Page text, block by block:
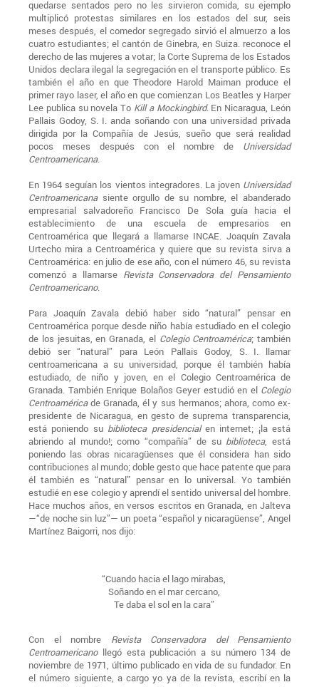
quedarse sentados pero no les sirvieron comida, su ejemplo
multiplicó protestas similares en los estados del sur, seis
meses después, el comedor segregado sirvió el almuerzo a los
cuatro estudiantes; el cantón de Ginebra, en Suiza. reconoce el
derecho de las mujeres a votar; la Corte Suprema de los Estados
Unidos declara ilegal la segregación en el transporte público. Es
también el año en que Theodore Harold Maiman produce el
primer rayo laser, el año en que comienzan Los Beatles y Harper
Lee publica su novela To Kill a Mockingbird. En Nicaragua, León
Pallais Godoy, S. I. anda soñando con una universidad privada
dirigida por la Compañía de Jesús, sueño que será realidad
pocos meses después con el nombre de Universidad
Centroamericana.
En 1964 seguían los vientos integradores. La joven Universidad
Centroamericanasiente orgullo de su nombre, el abanderado
empresarial salvadoreño Francisco De Sola guía hacia el
establecimiento de una escuela de empresarios en
Centroamérica que llegará a llamarse INCAE. Joaquín Zavala
Urtecho mira a Centroamérica y quiere que su revista sirva a
Centroamérica: en julio de ese año, con el número 46, su revista
comenzó a llamarse Revista Conservadora del Pensamiento
Centroamericano.
Para Joaquín Zavala debió haber sido “natural” pensar en
Centroamérica porque desde niño había estudiado en el colegio
de los jesuitas, en Granada, el Colegio Centroamérica; también
debió ser “natural” para León Pallais Godoy, S. I. llamar
centroamericana a su universidad, porque él también había
estudiado, de niño y joven, en el Colegio Centroamérica de
Granada. También Enrique Bolaños Geyer estudió en el Colegio
Centroaméricade Granada, él y sus hermanos; ahora, como ex-
presidente de Nicaragua, en gesto de suprema transparencia,
está poniendo su biblioteca presidencialen internet; ¡la está
abriendo al mundo!; como “compañía” de su biblioteca, está
poniendo las obras nicaragüenses que él considera han sido
contribuciones al mundo; doble gesto que hace patente que para
él también es “natural” pensar en lo universal. Yo también
estudié en ese colegio y aprendí el sentido universal del hombre.
Hace muchos años, en versos escritos en Granada, en Jalteva
—“de noche sin luz”— un poeta “español y nicaragüense”, Angel
Martínez Baigorri, nos dijo:
“Cuando hacia el lago mirabas,
Soñando en el mar cercano,
Te daba el sol en la cara”
Con el nombre Revista Conservadora del Pensamiento
Centroamericanollegó esta publicación a su número 134 de
noviembre de 1971, último publicado en vida de su fundador. En
el número siguiente, a cargo yo ya de la revista, escribí en la